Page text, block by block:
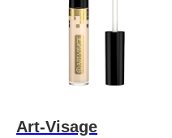
Art-Visage